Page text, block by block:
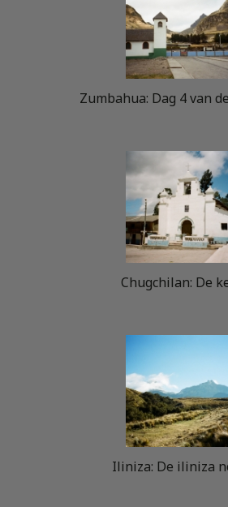
Zumbahua: Dag 4 van
Chugchilan: De
Iliniza: De iliniza